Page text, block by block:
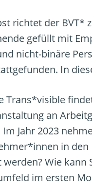
richtet der BVT*
gefüllt mit
nicht-binäre
In
Trans*visible
an
Jahr 2023
in den
werden? Wie kann
im ersten